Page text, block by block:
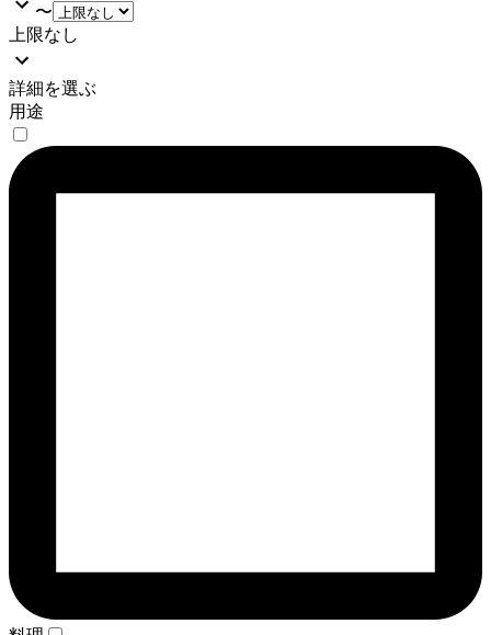
〜
上限なし
詳細を選ぶ
用途